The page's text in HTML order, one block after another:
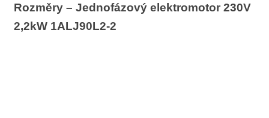
Rozměry – Jednofázový elektromotor 230V
2,2kW 1ALJ90L2-2